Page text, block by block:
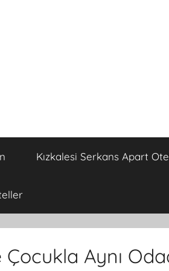
Kızkalesi Serkans Apart
Çocukla Aynı